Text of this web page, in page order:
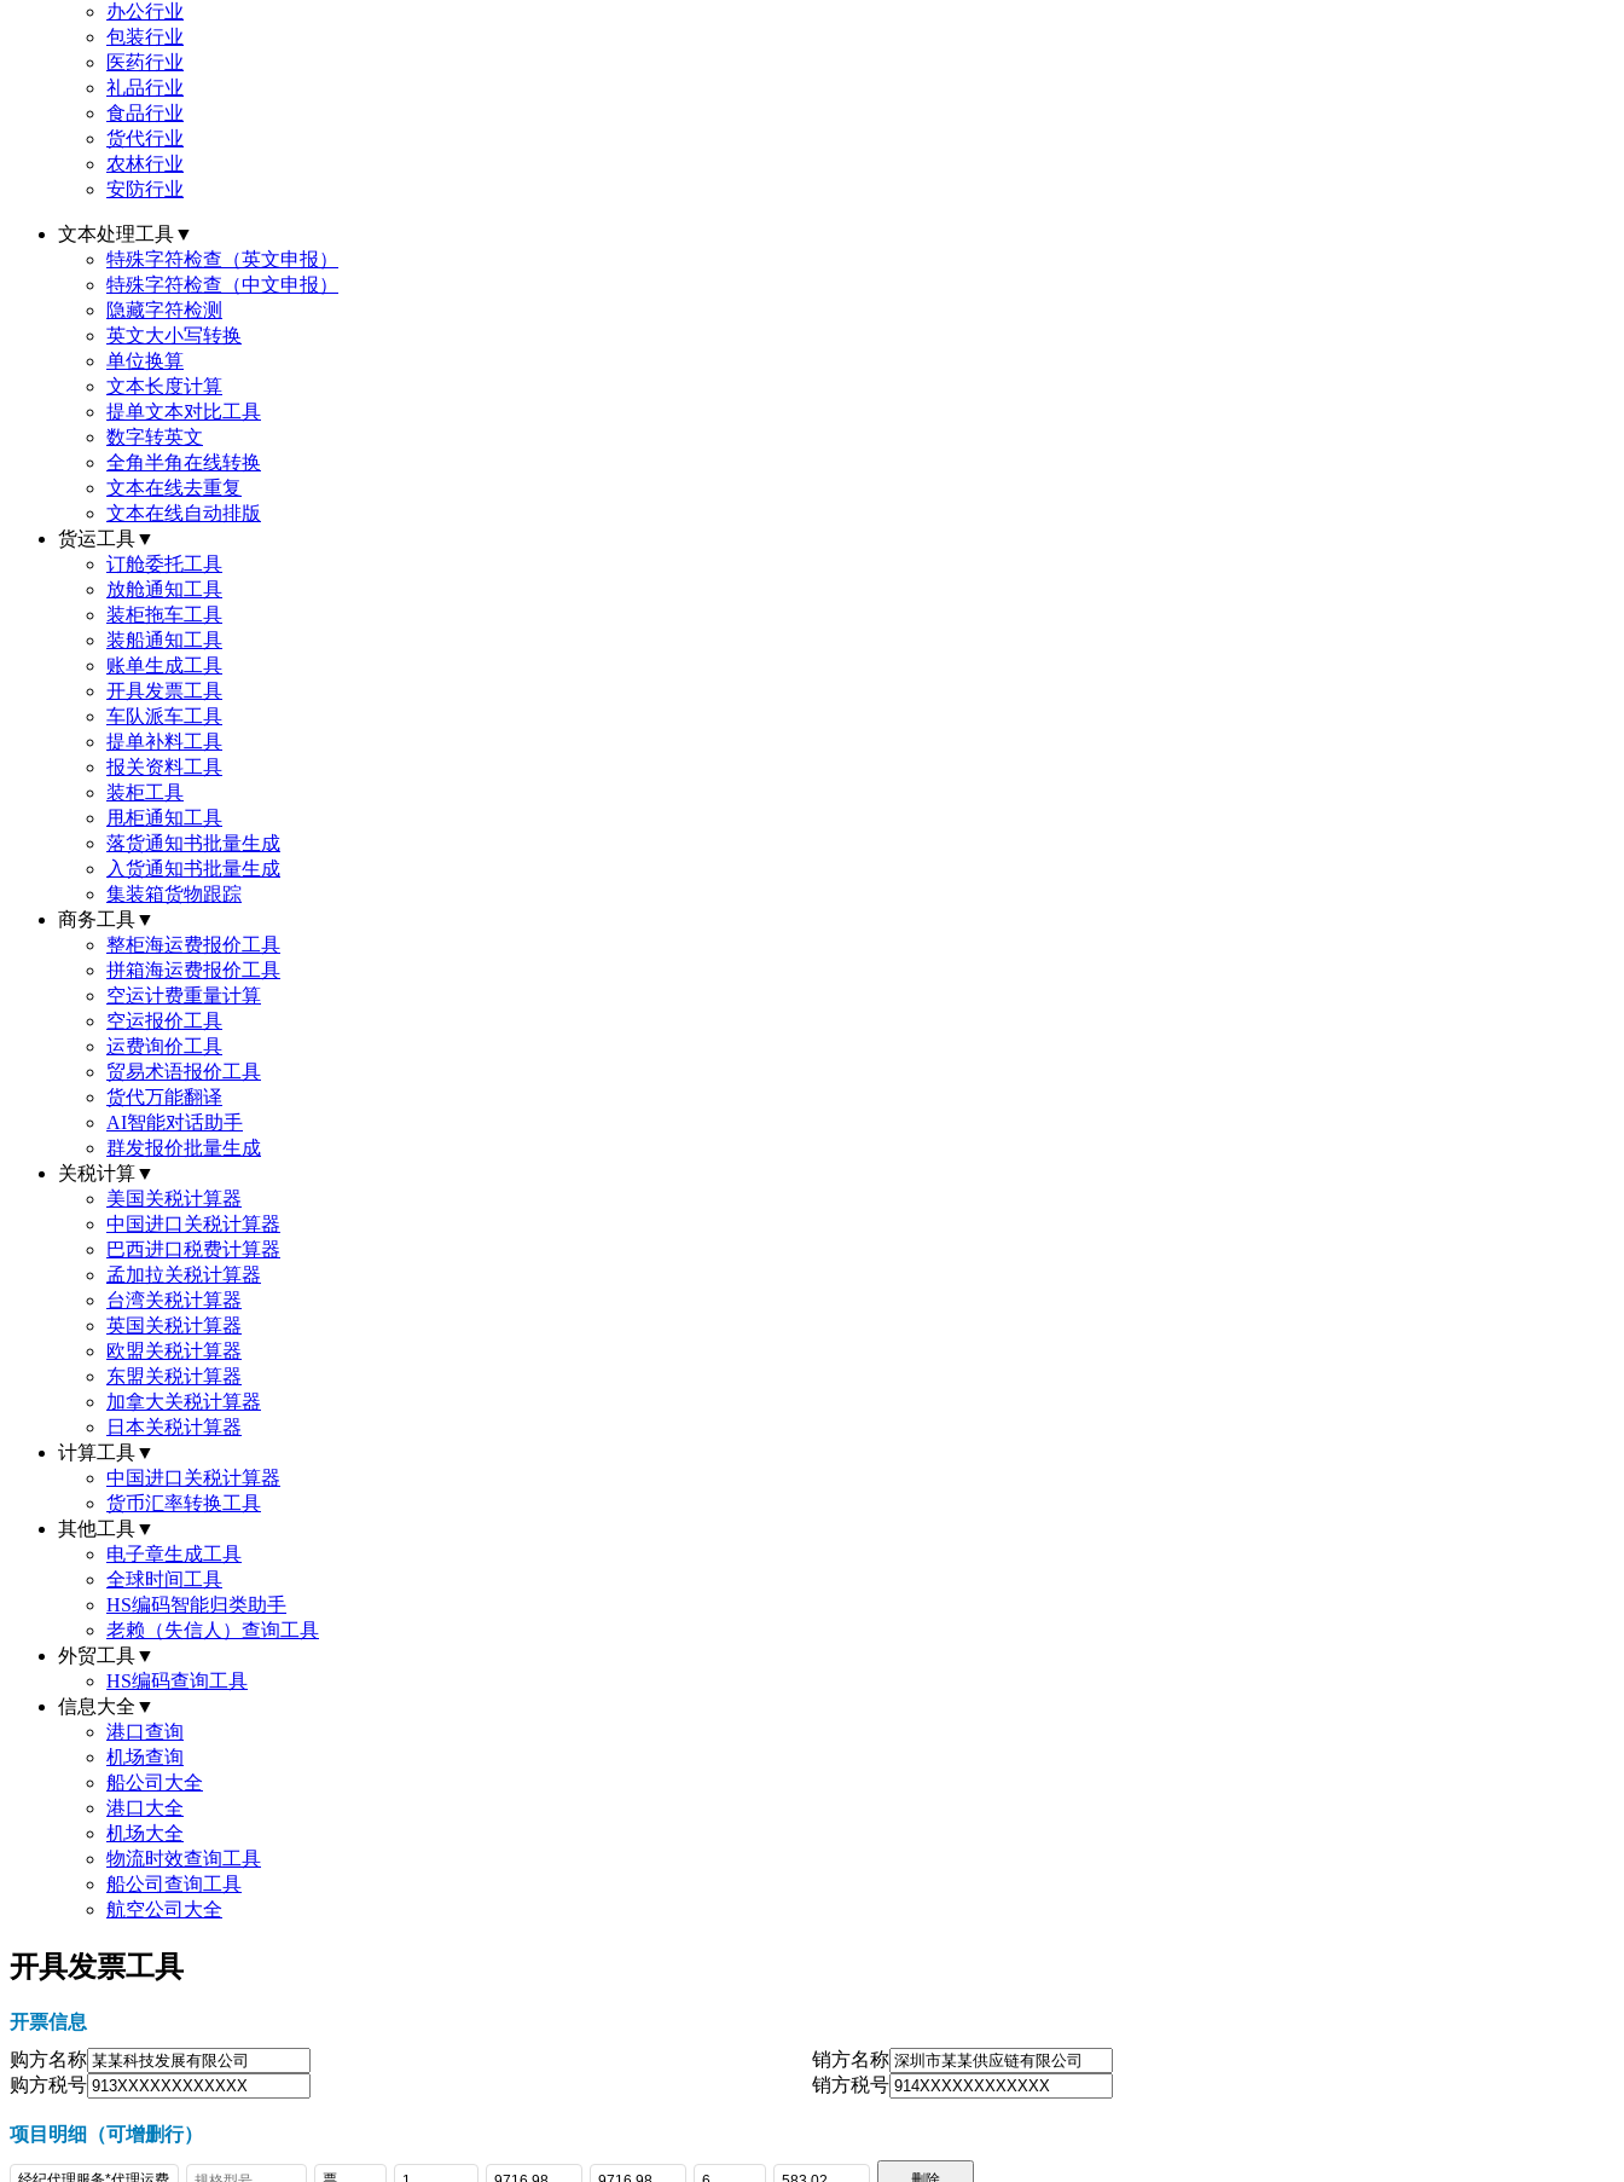
办公行业
包装行业
医药行业
礼品行业
食品行业
货代行业
农林行业
安防行业
文本处理工具▼
特殊字符检查（英文申报）
特殊字符检查（中文申报）
隐藏字符检测
英文大小写转换
单位换算
文本长度计算
提单文本对比工具
数字转英文
全角半角在线转换
文本在线去重复
文本在线自动排版
货运工具▼
订舱委托工具
放舱通知工具
装柜拖车工具
装船通知工具
账单生成工具
开具发票工具
车队派车工具
提单补料工具
报关资料工具
装柜工具
甩柜通知工具
落货通知书批量生成
入货通知书批量生成
集装箱货物跟踪
商务工具▼
整柜海运费报价工具
拼箱海运费报价工具
空运计费重量计算
空运报价工具
运费询价工具
贸易术语报价工具
货代万能翻译
AI智能对话助手
群发报价批量生成
关税计算▼
美国关税计算器
中国进口关税计算器
巴西进口税费计算器
孟加拉关税计算器
台湾关税计算器
英国关税计算器
欧盟关税计算器
东盟关税计算器
加拿大关税计算器
日本关税计算器
计算工具▼
中国进口关税计算器
货币汇率转换工具
其他工具▼
电子章生成工具
全球时间工具
HS编码智能归类助手
老赖（失信人）查询工具
外贸工具▼
HS编码查询工具
信息大全 ▼
港口查询
机场查询
船公司大全
港口大全
机场大全
物流时效查询工具
船公司查询工具
航空公司大全
开具发票工具
开票信息
购方名称
购方税号
销方名称
销方税号
项目明细（可增删行）